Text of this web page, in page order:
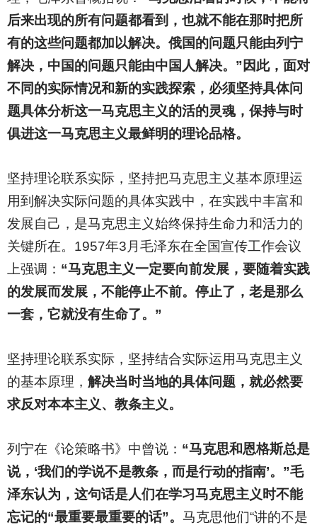
后来出现的所有问题都看到，也就不能在那时把所
有的这些问题都加以解决。俄国的问题只能由列宁
解决，中国的问题只能由中国人解决。”因此，面对
不同的实际情况和新的实践探索，必须坚持具体问
题具体分析这一马克思主义的活的灵魂，保持与时
俱进这一马克思主义最鲜明的理论品格。
坚持理论联系实际，坚持把马克思主义基本原理运
用到解决实际问题的具体实践中，在实践中丰富和
发展自己，是马克思主义始终保持生命力和活力的
关键所在。1957年3月毛泽东在全国宣传工作会议
上强调： “马克思主义一定要向前发展，要随着实践
的发展而发展，不能停止不前。停止了，老是那么
一套，它就没有生命了。”
坚持理论联系实际，坚持结合实际运用马克思主义
的基本原理， 解决当时当地的具体问题，就必然要
求反对本本主义、教条主义。
列宁在《论策略书》中曾说： “马克思和恩格斯总是
说，‘我们的学说不是教条，而是行动的指南’。”毛
泽东认为，这句话是人们在学习马克思主义时不能
忘记的“最重要最重要的话”。 马克思他们“讲的不是